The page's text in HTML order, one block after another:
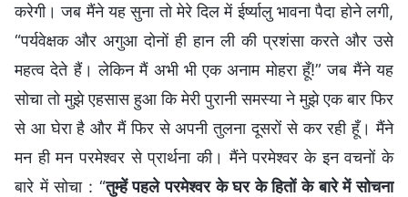
करेगी। जब मैंने यह सुना तो मेरे दिल में ईर्ष्यालु भावना पैदा होने लगी,
“पर्यवेक्षक और अगुआ दोनों ही हान ली की प्रशंसा करते और उसे
महत्व देते हैं। लेकिन मैं अभी भी एक अनाम मोहरा हूँ!” जब मैंने यह
सोचा तो मुझे एहसास हुआ कि मेरी पुरानी समस्या ने मुझे एक बार फिर
से आ घेरा है और मैं फिर से अपनी तुलना दूसरों से कर रही हूँ। मैंने
मन ही मन परमेश्वर से प्रार्थना की। मैंने परमेश्वर के इन वचनों के
बारे में सोचा : “तुम्‍हें पहले परमेश्वर के घर के हितों के बारे में सोचना